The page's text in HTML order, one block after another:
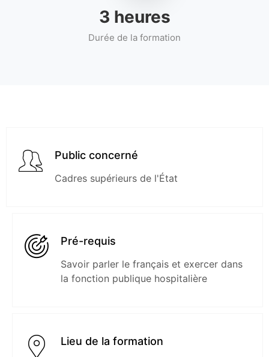
4 heures
Durée de la formation
Public concerné
Cadres supérieurs de l'État
Pré-requis
Savoir parler le français et exercer dans
la fonction publique hospitalière
Lieu de la formation